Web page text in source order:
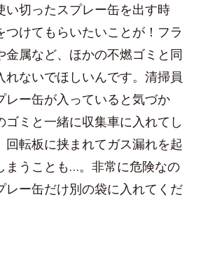
い切ったスプレー缶を出す時
つけてもらいたいことが！フラ
金属など、ほかの不燃ゴミと同
れないでほしいんです。清掃員
レー缶が入っていると気づか
ゴミと一緒に収集車に入れてし
回転板に挟まれてガス漏れを起
まうことも…。非常に危険なの
レー缶だけ別の袋に入れてくだ